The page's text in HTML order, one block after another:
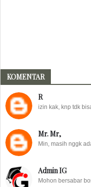
KOMENTAR
R
izin kak, knp tdk
Mr. Mr,
Min, masih nggk
Admin IG
Mohon bersabar